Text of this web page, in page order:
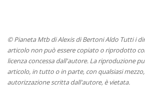
© Pianeta Mtb di Alexis di Bertoni Aldo Tutti i
articolo non può essere copiato o riprodotto
licenza concessa dall'autore. La riproduzione
articolo, in tutto o in parte, con qualsiasi
autorizzazione scritta dall'autore, è vietata.